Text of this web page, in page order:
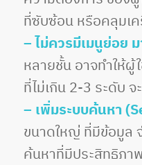
ที่ซับซ้อน หรือคลุมเ
– ไม่ควรมีเมนูย่อย
หลายชั้น อาจทำให้ผู้
ที่ไม่เกิน 2-3 ระดับ
– เพิ่มระบบค้นหา
ขนาดใหญ่ ที่มีข้อมูล
ค้นหาที่มีประสิทธิภา